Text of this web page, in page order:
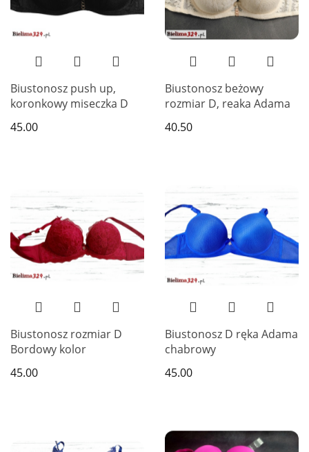
Biustonosz push up,
koronkowy miseczka D
45.00
Biustonosz beżowy
rozmiar D, reaka Adama
40.50
Biustonosz rozmiar D
Bordowy kolor
45.00
Biustonosz D ręka Adama
chabrowy
45.00